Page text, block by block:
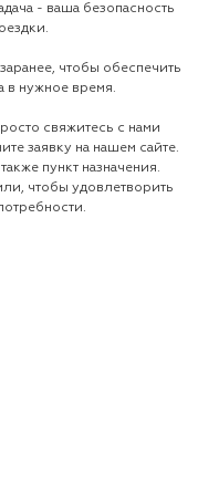
- ваша безопасность
чтобы обеспечить
в нужное время.
свяжитесь с нами
заявку на нашем сайте.
пункт назначения.
чтобы удовлетворить